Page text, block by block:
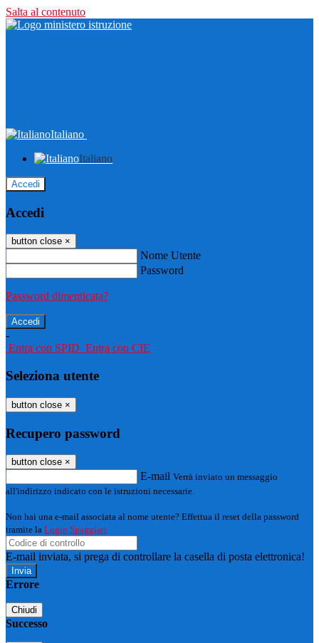
Salta al contenuto
Italiano
Italiano
Accedi
Accedi
button close ×
Nome Utente
Password
Password dimenticata?
-
Entra con SPID Entra con CIE
Seleziona utente
button close ×
Recupero password
button close ×
E-mail Verrà inviato un messaggio
all'indirizzo indicato con le istruzioni necessarie.
Non hai una e-mail associata al nome utente? Effettua il reset della password
tramite la Login Spaggiari
E-mail inviata, si prega di controllare la casella di posta elettronica!
Errore
Chiudi
Successo